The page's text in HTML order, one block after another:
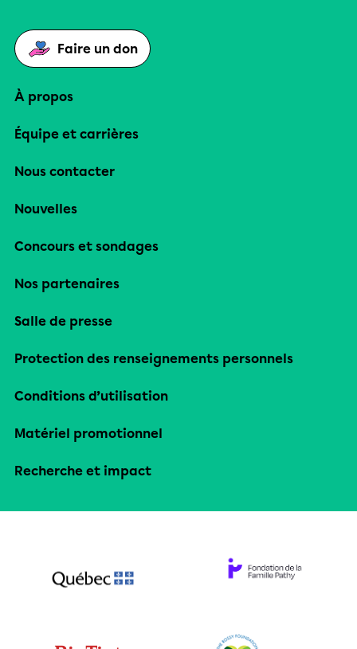
Faire un don
À propos
Équipe et carrières
Nous contacter
Nouvelles
Concours et sondages
Nos partenaires
Salle de presse
Protection des renseignements personnels
Conditions d’utilisation
Matériel promotionnel
Recherche et impact